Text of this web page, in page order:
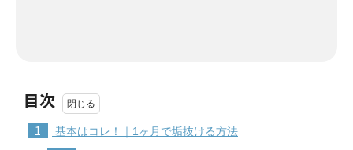
目次
1 基本はコレ！｜1ヶ月で垢抜ける方法